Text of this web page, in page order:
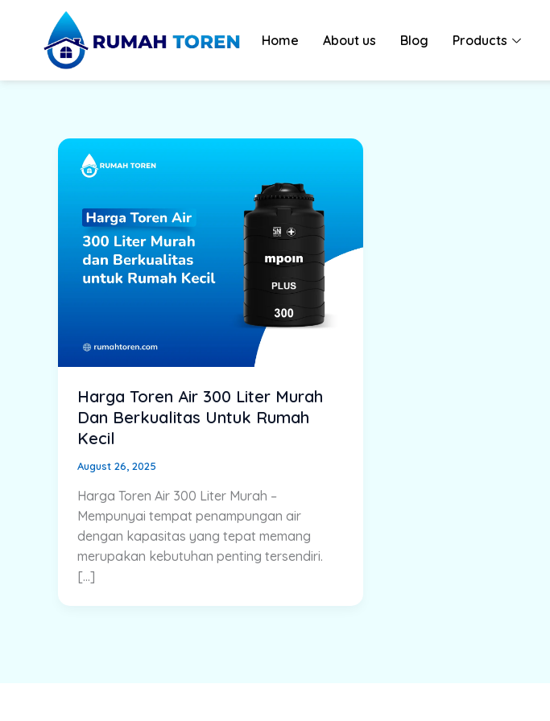
content
Home About us Blog Products
Harga Toren Air 300 Liter Murah
Dan Berkualitas Untuk Rumah
Kecil
August 26, 2025
Harga Toren Air 300 Liter Murah –
Mempunyai tempat penampungan air
dengan kapasitas yang tepat memang
merupakan kebutuhan penting tersendiri.
[…]